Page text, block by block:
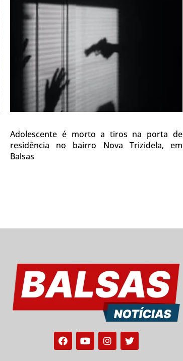
Adolescente é morto a tiros na porta de
residência no bairro Nova Trizidela, em
Balsas
Facebook
YoutubeInstagram
Twitter